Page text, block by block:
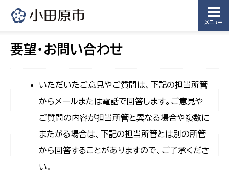
メニュー
要望・お問い合わせ
いただいたご意見やご質問は、下記の担当所管
からメールまたは電話で回答します。ご意見や
ご質問の内容が担当所管と異なる場合や複数に
またがる場合は、下記の担当所管とは別の所管
から回答することがありますので、ご了承くださ
い。